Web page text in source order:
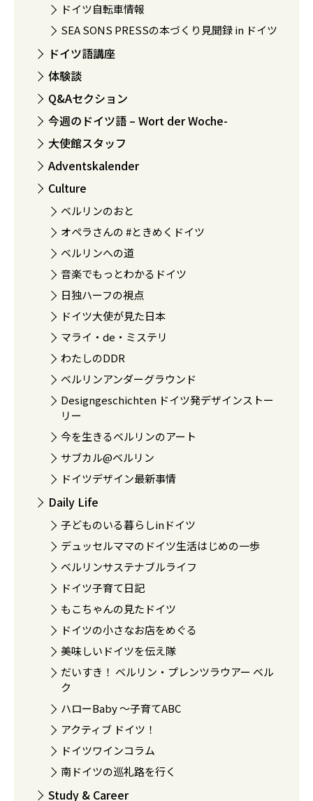
ドイツ自転車情報
SEA SONS PRESSの本づくり見聞録 in ドイツ
ドイツ語講座
体験談
Q&Aセクション
今週のドイツ語 – Wort der Woche-
大使館スタッフ
Adventskalender
Culture
ベルリンのおと
オペラさんの #ときめくドイツ
ベルリンへの道
音楽でもっとわかるドイツ
日独ハーフの視点
ドイツ大使が見た日本
マライ・de・ミステリ
わたしのDDR
ベルリンアンダーグラウンド
Designgeschichten ドイツ発デザインストー
リー
今を生きるベルリンのアート
サブカル@ベルリン
ドイツデザイン最新事情
Daily Life
子どものいる暮らしinドイツ
デュッセルママのドイツ生活はじめの一歩
ベルリンサステナブルライフ
ドイツ子育て日記
もこちゃんの見たドイツ
ドイツの小さなお店をめぐる
美味しいドイツを伝え隊
だいすき！ ベルリン・プレンツラウアー ベル
ク
ハローBaby 〜子育てABC
アクティブ ドイツ！
ドイツワインコラム
南ドイツの巡礼路を行く
Study & Career